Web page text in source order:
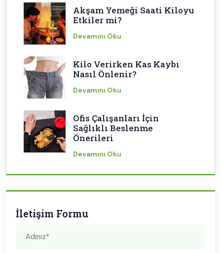
Akşam Yemeği Saati Kiloyu
Etkiler mi?
Devamını Oku
Kilo Verirken Kas Kaybı
Nasıl Önlenir?
Devamını Oku
Ofis Çalışanları İçin
Sağlıklı Beslenme
Önerileri
Devamını Oku
İletişim Formu